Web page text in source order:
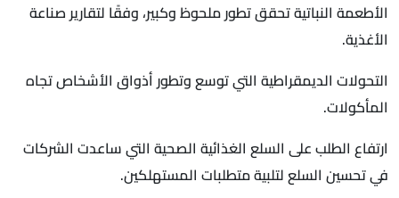
الأطعمة النباتية تحقق تطور ملحوظ وكبير، وفقًا لتقارير صناعة
الأغذية.
التحولات الديمقراطية التي توسع وتطور أذواق الأشخاص تجاه
المأكولات.
ارتفاع الطلب على السلع الغذائية الصحية التي ساعدت الشركات
في تحسين السلع لتلبية متطلبات المستهلكين.